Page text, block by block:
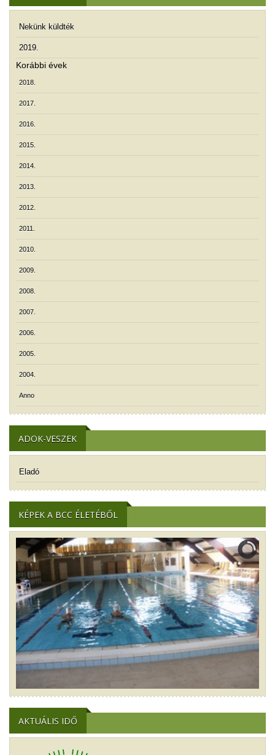
Nekünk küldték
2019.
Korábbi évek
2018.
2017.
2016.
2015.
2014.
2013.
2012.
2011.
2010.
2009.
2008.
2007.
2006.
2005.
2004.
Anno
ADOK-VESZEK
Eladó
KÉPEK A BCC ÉLETÉBŐL
AKTUÁLIS IDŐ